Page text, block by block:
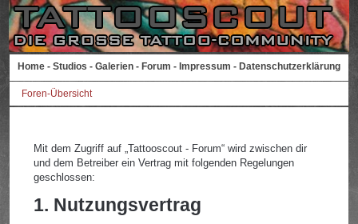
Home - Studios - Galerien - Forum - Impressum - Datenschutzerklärung
Foren-Übersicht
Mit dem Zugriff auf „Tattooscout - Forum“ wird zwischen dir
und dem Betreiber ein Vertrag mit folgenden Regelungen
geschlossen:
1. Nutzungsvertrag